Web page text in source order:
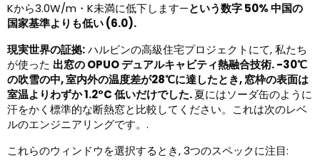
Kから3.0W/m・K未満に低下します—という数字 50% 中国の
国家基準よりも低い (6.0).​
現実世界の証拠:ハルビンの高級住宅プロジェクトにて, 私たち
が使った 出窓の OPUO デュアルキャビティ熱融合技術. -30℃
の吹雪の中, 室内外の温度差が28℃に達したとき, 窓枠の表面は
室温よりわずか 1.2°C 低いだけでした.夏にはソーダ缶のように
汗をかく標準的な断熱窓と比較してください。これは次のレベ
ルのエンジニアリングです。.
これらのウィンドウを選択するとき, 3つのスペックに注目: